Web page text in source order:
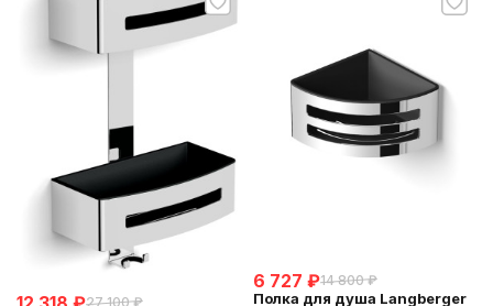
27 100 ₽
6 727 ₽14 800 ₽
Полка для душа Langberger